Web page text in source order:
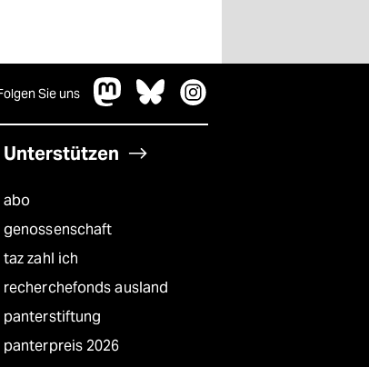
Sie uns
Unterstützen
abo
genossenschaft
taz zahl ich
recherchefonds ausland
panterstiftung
panterpreis 2026